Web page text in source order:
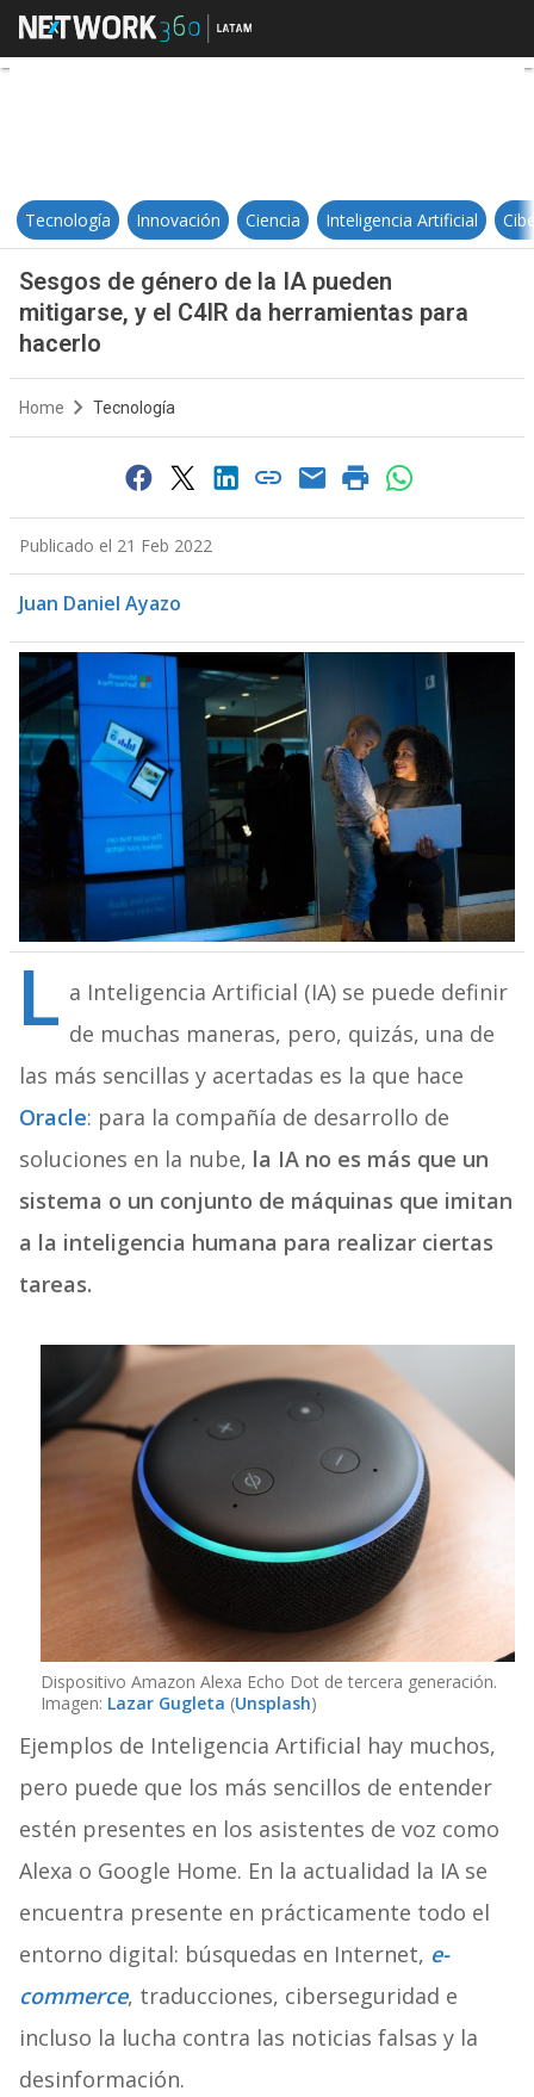
Sesgos de género de la IA
Tecnología Innovación Ciencia Inteligencia Artificial
Sesgos de género de la IA pueden
mitigarse, y el C4IR da herramientas para
hacerlo
Home Tecnología
Publicado el 21 Feb 2022
Juan Daniel Ayazo
L a Inteligencia Artificial (IA) se puede definir
de muchas maneras, pero, quizás, una de
las más sencillas y acertadas es la que hace
Oracle: para la compañía de desarrollo de
soluciones en la nube, la IA no es más que un
sistema o un conjunto de máquinas que imitan
a la inteligencia humana para realizar ciertas
tareas.
Dispositivo Amazon Alexa Echo Dot de tercera generación.
Imagen: Lazar Gugleta (Unsplash)
Ejemplos de Inteligencia Artificial hay muchos,
pero puede que los más sencillos de entender
estén presentes en los asistentes de voz como
Alexa o Google Home. En la actualidad la IA se
encuentra presente en prácticamente todo el
entorno digital: búsquedas en Internet, e-
commerce, traducciones, ciberseguridad e
incluso la lucha contra las noticias falsas y la
desinformación.